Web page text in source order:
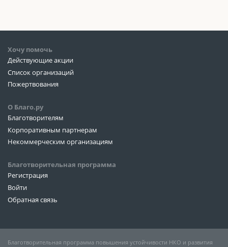
Хочу помочь
Действующие акции
Список организаций
Пожертвования
О Благо.ру
Благотворителям
Корпоративным партнерам
Некоммерческим организациям
Благотворительная программа
Регистрация
Войти
Обратная связь
Благотворительная программа повышения устойчивости НКО и развития